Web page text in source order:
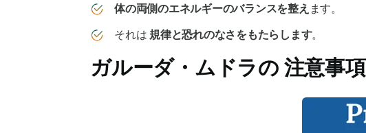
体の両側のエネルギーのバランスを整え ます。
それは 規律と恐れのなさをもたらします。
ガルーダ・ムドラの 注意事